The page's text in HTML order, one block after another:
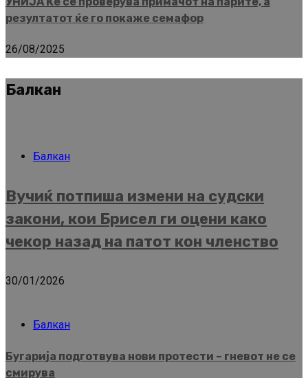
резултатот ќе го покаже семафор
26/08/2025
Балкан
Балкан
Вучиќ потпиша измени на судски
закони, кои Брисел ги оцени како
чекор назад на патот кон членство
30/01/2026
Балкан
Бугарија подготвува нови протести – гневот не се
смирува